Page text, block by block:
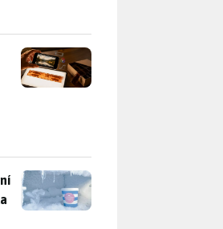
zdarma a bez skeneru.
lednice. Jednoduchá pravidla